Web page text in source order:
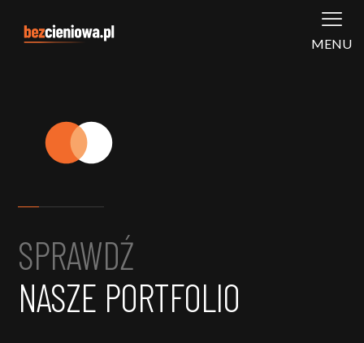
MENU
SPRAWDŹ
NASZE PORTFOLIO